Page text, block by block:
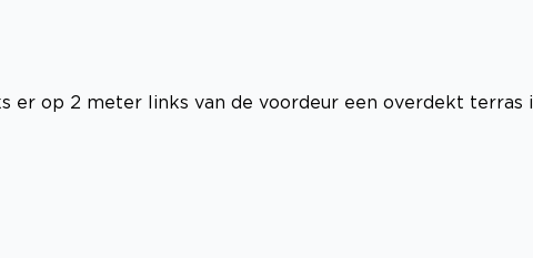
er op 2 meter links van de voordeur een overdekt terras